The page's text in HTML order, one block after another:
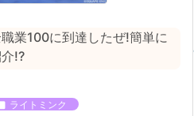
業100に到達したぜ!簡単に
!?
ライトミンク